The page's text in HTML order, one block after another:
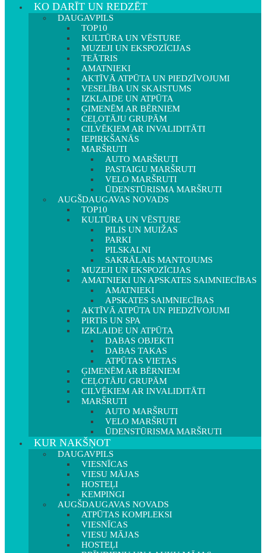
KO DARĪT UN REDZĒT
DAUGAVPILS
TOP10
KULTŪRA UN VĒSTURE
MUZEJI UN EKSPOZĪCIJAS
TEĀTRIS
AMATNIEKI
AKTĪVĀ ATPŪTA UN PIEDZĪVOJUMI
VESELĪBA UN SKAISTUMS
IZKLAIDE UN ATPŪTA
ĢIMENĒM AR BĒRNIEM
CEĻOTĀJU GRUPĀM
CILVĒKIEM AR INVALIDITĀTI
IEPIRKŠANĀS
MARŠRUTI
AUTO MARŠRUTI
PASTAIGU MARŠRUTI
VELO MARŠRUTI
ŪDENSTŪRISMA MARŠRUTI
AUGŠDAUGAVAS NOVADS
TOP10
KULTŪRA UN VĒSTURE
PILIS UN MUIŽAS
PARKI
PILSKALNI
SAKRĀLAIS MANTOJUMS
MUZEJI UN EKSPOZĪCIJAS
AMATNIEKI UN APSKATES SAIMNIECĪBAS
AMATNIEKI
APSKATES SAIMNIECĪBAS
AKTĪVĀ ATPŪTA UN PIEDZĪVOJUMI
PIRTIS UN SPA
IZKLAIDE UN ATPŪTA
DABAS OBJEKTI
DABAS TAKAS
ATPŪTAS VIETAS
ĢIMENĒM AR BĒRNIEM
CEĻOTĀJU GRUPĀM
CILVĒKIEM AR INVALIDITĀTI
MARŠRUTI
AUTO MARŠRUTI
VELO MARŠRUTI
ŪDENSTŪRISMA MARŠRUTI
KUR NAKŠŅOT
DAUGAVPILS
VIESNĪCAS
VIESU MĀJAS
HOSTEĻI
KEMPINGI
AUGŠDAUGAVAS NOVADS
ATPŪTAS KOMPLEKSI
VIESNĪCAS
VIESU MĀJAS
HOSTEĻI